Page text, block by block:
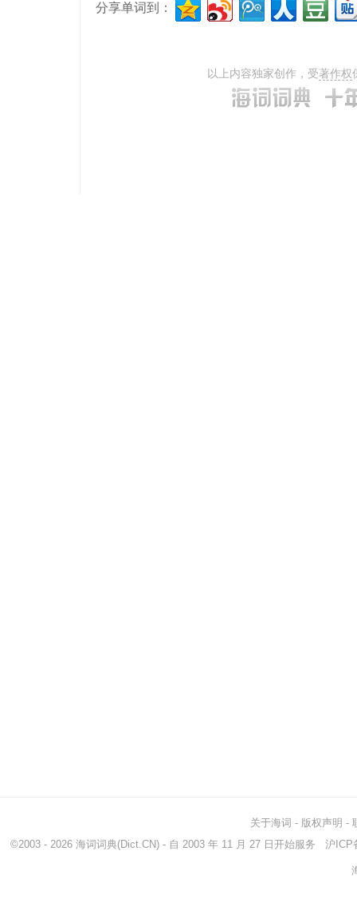
分享单词到：
以上内容独家创作，受著作权
关于海词 - 版权声明 -
©2003 - 2026 海词词典(Dict.CN) - 自 2003 年 11 月 27 日开始服务 沪ICP